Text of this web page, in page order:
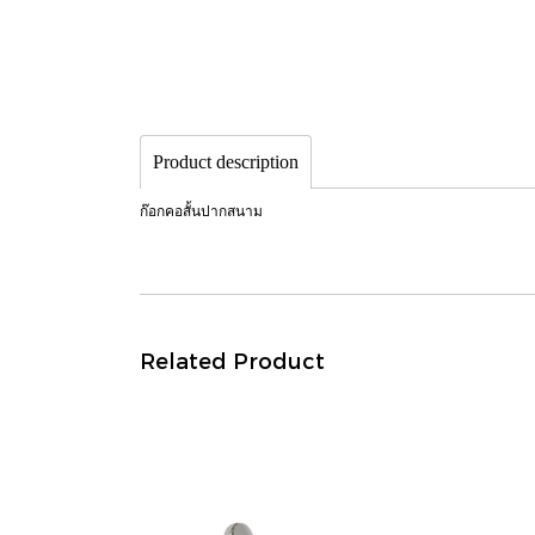
Product description
ก๊อกคอสั้นปากสนาม
Related Product